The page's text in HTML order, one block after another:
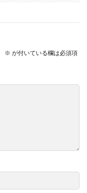
※ が付いている欄は必須項